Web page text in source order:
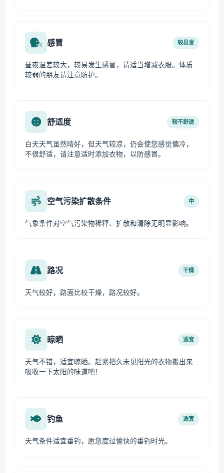
感冒 较易发
昼夜温差较大，较易发生感冒，请适当增减衣服。体质
较弱的朋友请注意防护。
舒适度 较不舒适
白天天气虽然晴好，但天气较凉，仍会使您感觉偏冷，
不很舒适，请注意适时添加衣物，以防感冒。
空气污染扩散条件 中
气象条件对空气污染物稀释、扩散和清除无明显影响。
路况 干燥
天气较好，路面比较干燥，路况较好。
晾晒 适宜
天气不错，适宜晾晒。赶紧把久未见阳光的衣物搬出来
吸收一下太阳的味道吧！
钓鱼 适宜
天气条件适宜垂钓，愿您度过愉快的垂钓时光。